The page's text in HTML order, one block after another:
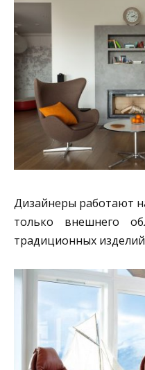
Дизайнеры работают
только внешнего
традиционных